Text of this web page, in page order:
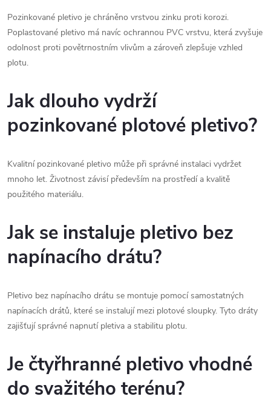
Pozinkované pletivo je chráněno vrstvou zinku proti korozi.
Poplastované pletivo má navíc ochrannou PVC vrstvu, která zvyšuje
odolnost proti povětrnostním vlivům a zároveň zlepšuje vzhled
plotu.
Jak dlouho vydrží
pozinkované plotové pletivo?
Kvalitní pozinkované pletivo může při správné instalaci vydržet
mnoho let. Životnost závisí především na prostředí a kvalitě
použitého materiálu.
Jak se instaluje pletivo bez
napínacího drátu?
Pletivo bez napínacího drátu se montuje pomocí samostatných
napínacích drátů, které se instalují mezi plotové sloupky. Tyto dráty
zajišťují správné napnutí pletiva a stabilitu plotu.
Je čtyřhranné pletivo vhodné
do svažitého terénu?